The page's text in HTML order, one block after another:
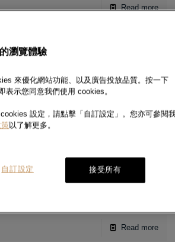
Read more
學節- STEAM工作
屬小巫師》圓滿結束
工作坊︰《貴金屬小巫
級別」減廢證書
Read more
瀏覽體驗
來優化網站功能、以及廣告投放品質。按一下
表示您同意我們使用 cookies。
設定，請點擊「自訂設定」。您亦可參閱
以了解更多。
接受所有
自訂設定